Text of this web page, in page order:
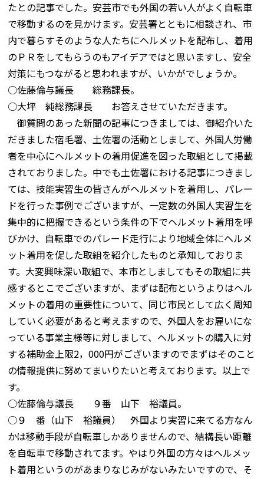
たとの記事でした。安芸市でも外国の若い人がよく自転車
で移動するのを見かけます。安芸署とともに相談され、市
内で暮らすそのような人たちにヘルメットを配布し、着用
のＰＲをしてもらうのもアイデアではと思いますし、安全
対策にもつながると思われますが、いかがでしょうか。
○佐藤倫与議長 総務課長。
○大坪 純総務課長 お答えさせていただきます。
御質問のあった新聞の記事につきましては、御紹介いた
だきました宿毛署、土佐署の活動としまして、外国人労働
者を中心にヘルメットの着用促進を図った取組として掲載
されておりました。中でも土佐署における記事につきまし
ては、技能実習生の皆さんがヘルメットを着用し、パレー
ドを行った事例でございますが、一定数の外国人実習生を
集中的に把握できるという条件の下でヘルメット着用を呼
びかけ、自転車でのパレード走行により地域全体にヘルメ
ット着用を促した取組を紹介したものと承知しておりま
す。大変興味深い取組で、本市としましてもその取組に共
感するとこでございますが、まずは配布というよりはヘル
メットの着用の重要性について、同じ市民として広く周知
していく必要があると考えますので、外国人をお雇いにな
っている事業主様等に対しまして、ヘルメットの購入に対
する補助金上限2，000円がございますのでまずはそのこと
の情報提供に努めてまいりたいと考えております。以上で
す。
○佐藤倫与議長 ９番 山下 裕議員。
○９ 番（山下 裕議員） 外国より実習に来てる方なん
かは移動手段が自転車しかありませんので、結構長い距離
を自転車で移動されてます。やはり外国の方々はヘルメッ
ト着用というのがあまりなじみがないみたいですので、そ